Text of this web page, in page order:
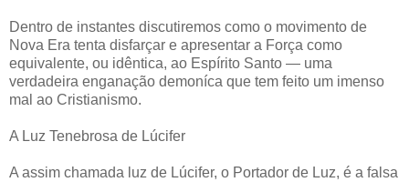
Dentro de instantes discutiremos como o movimento de
Nova Era tenta disfarçar e apresentar a Força como
equivalente, ou idêntica, ao Espírito Santo — uma
verdadeira enganação demoníca que tem feito um imenso
mal ao Cristianismo.
A Luz Tenebrosa de Lúcifer
A assim chamada luz de Lúcifer, o Portador de Luz, é a falsa